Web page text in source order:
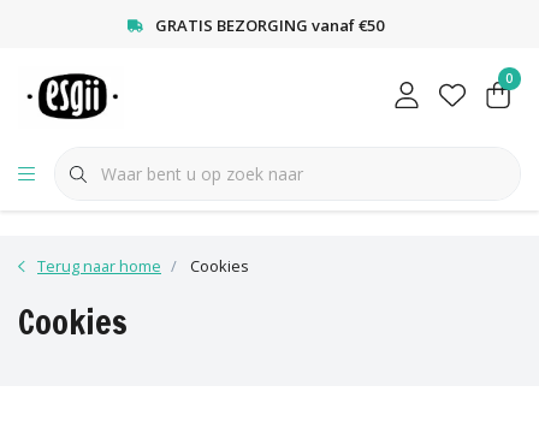
GRATIS BEZORGING vanaf €50
0
Terug naar home Cookies
Cookies